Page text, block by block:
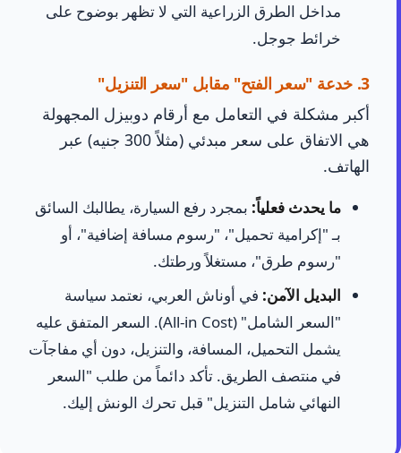
مداخل الطرق الزراعية التي لا تظهر بوضوح على
خرائط جوجل.
3. خدعة "سعر الفتح" مقابل "سعر التنزيل"
أكبر مشكلة في التعامل مع أرقام دوبيزل المجهولة
هي الاتفاق على سعر مبدئي (مثلاً 300 جنيه) عبر
الهاتف.
ما يحدث فعلياً: بمجرد رفع السيارة، يطالبك السائق
بـ "إكرامية تحميل"، "رسوم مسافة إضافية"، أو
"رسوم طرق"، مستغلاً ورطتك.
البديل الآمن: في أوناش العربي، نعتمد سياسة
"السعر الشامل" (All-in Cost). السعر المتفق عليه
يشمل التحميل، المسافة، والتنزيل، دون أي مفاجآت
في منتصف الطريق. تأكد دائماً من طلب "السعر
النهائي شامل التنزيل" قبل تحرك الونش إليك.